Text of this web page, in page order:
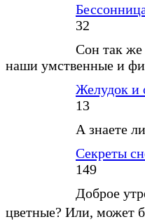
32
Сон так же
наши умственные и
Желудок и
13
А знаете
Секреты
149
Доброе
цветные? Или, может